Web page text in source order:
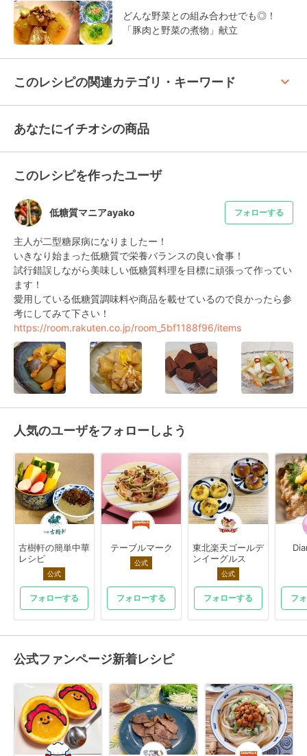
どんな野菜との組み合わせでも◎！
「豚肉と野菜の煮物」献立
このレシピの関連カテゴリ・キーワード keyboard_arrow_up
あなたにイチオシの商品
このレシピを作ったユーザ
低糖質マニアayako フォローする
主人が二型糖尿病になりましたー！
いきなり始まった低糖質で栄養バランスの良い食事！
試行錯誤しながら美味しい低糖質料理を目標に頑張って作ってい
ます！
愛用している低糖質調味料や商品を載せているので良かったら参
https://room.rakuten.co.jp/room_5bf1188f96/items
人気のユーザをフォローしよう
古樹軒の簡単中華
レシピ
公式
フォローする
テーブルマーク
公式
フォローする
東北楽天ゴールデ
ンイーグルス
公式
フォローする フ
公式ファンページ新着レシピ